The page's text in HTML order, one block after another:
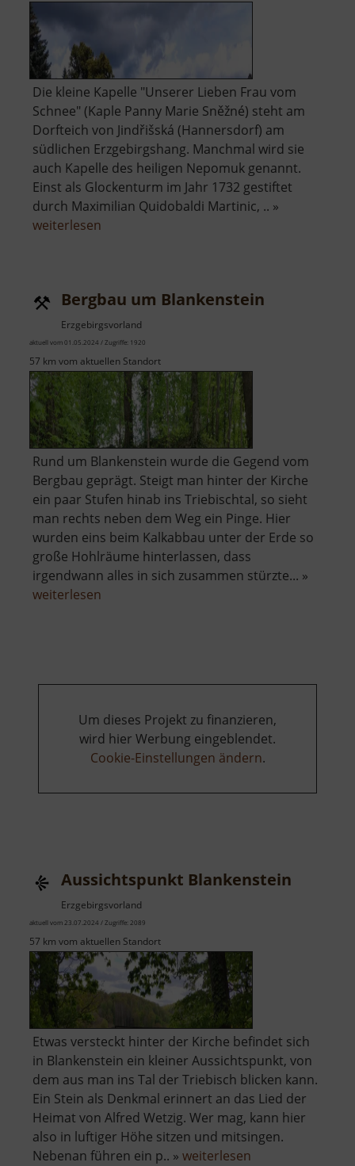
Die kleine Kapelle "Unserer Lieben Frau vom
Schnee" (Kaple Panny Marie Sněžné) steht am
Dorfteich von Jindřišská (Hannersdorf) am
südlichen Erzgebirgshang. Manchmal wird sie
auch Kapelle des heiligen Nepomuk genannt.
Einst als Glockenturm im Jahr 1732 gestiftet
durch Maximilian Quidobaldi Martinic, .. »
weiterlesen
Sněžné
Jindřišská
Bergbau um Blankenstein
Erzgebirgsvorland
aktuell vom 01.05.2024 / Zugriffe: 1920
57 km vom aktuellen Standort
Rund um Blankenstein wurde die Gegend vom
Bergbau geprägt. Steigt man hinter der Kirche
ein paar Stufen hinab ins Triebischtal, so sieht
man rechts neben dem Weg ein Pinge. Hier
wurden eins beim Kalkabbau unter der Erde so
große Hohlräume hinterlassen, dass
irgendwann alles in sich zusammen stürzte... »
weiterlesen
Um dieses Projekt zu finanzieren,
wird hier Werbung eingeblendet.
Cookie-Einstellungen ändern.
Aussichtspunkt Blankenstein
Erzgebirgsvorland
aktuell vom 23.07.2024 / Zugriffe: 2089
57 km vom aktuellen Standort
Etwas versteckt hinter der Kirche befindet sich
in Blankenstein ein kleiner Aussichtspunkt, von
dem aus man ins Tal der Triebisch blicken kann.
Ein Stein als Denkmal erinnert an das Lied der
Heimat von Alfred Wetzig. Wer mag, kann hier
also in luftiger Höhe sitzen und mitsingen.
Nebenan führen ein p.. » weiterlesen